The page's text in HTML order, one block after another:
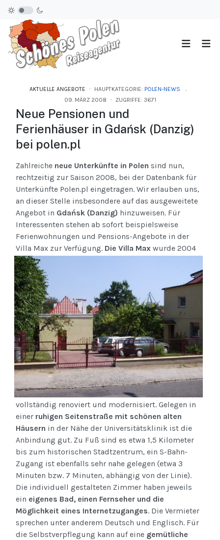
AKTUELLE ANGEBOTE HAUPTKATEGORIE: POLEN-NEWS
09. MÄRZ 2008
ZUGRIFFE: 3671
Neue Pensionen und
Ferienhäuser in Gdańsk (Danzig)
bei polen.pl
Zahlreiche neue Unterkünfte in Polen sind nun,
rechtzeitig zur Saison 2008, bei der Datenbank für
Unterkünfte Polen.pl eingetragen. Wir erlauben uns,
an dieser Stelle insbesondere auf das ausgeweitete
Angebot in Gdańsk (Danzig) hinzuweisen. Für
Interessenten stehen ab sofort beispielsweise
Ferienwohnungen und Pensions-Angebote in der
Villa Max zur Verfügung. Die Villa Max wurde 2004
vollständig renoviert und modernisiert. Gelegen in
einer ruhigen Seitenstraße mit schönen alten
Häusern in der Nähe der Universitätsklinik ist die
Anbindung gut. Zu Fuß sind es etwa 1,5 Kilometer
bis zum historischen Stadtzentrum, ein S-Bahn-
Zugang ist ebenfalls sehr nahe gelegen (etwa 3
Minuten bzw. 7 Minuten, abhängig von der Linie).
Die individuell gestalteten Zimmer haben jeweils
ein eigenes Bad, einen Fernseher und die
Möglichkeit eines Internetzuganges. Die Vermieter
sprechen unter anderem Deutsch und Englisch. Für
die Selbstverpflegung kann auf eine gemütliche